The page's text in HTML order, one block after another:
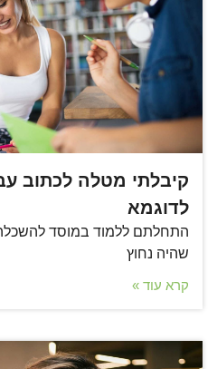
קיבלתי מטלה לכתוב
לדוגמא
התחלתם ללמוד במוסד
שהיה נחוץ
קרא עוד »